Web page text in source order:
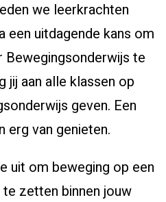
we leerkrachten
een uitdagende kans om
Bewegingsonderwijs te
jij aan alle klassen op
geven. Een
erg van genieten.
uit om beweging op een
zetten binnen jouw